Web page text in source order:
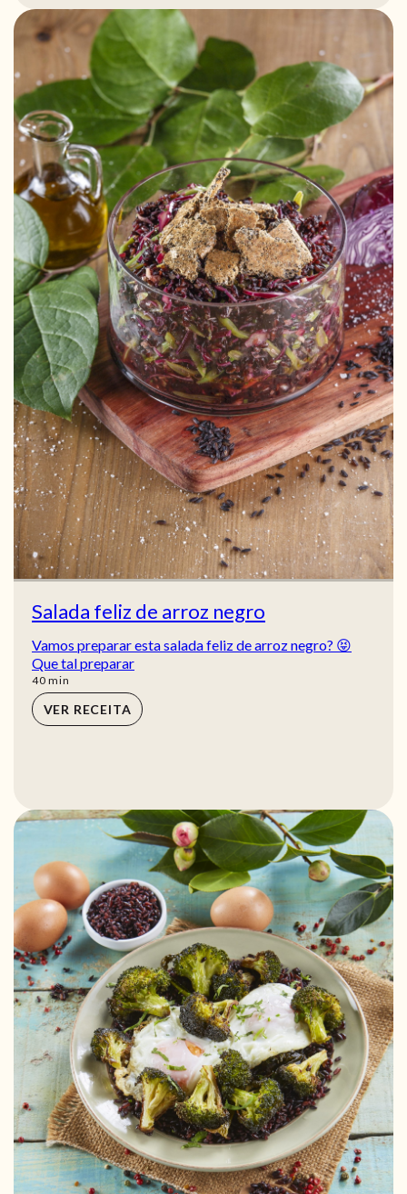
Salada feliz de arroz negro
Vamos preparar esta salada feliz de arroz negro? 😝
Que tal preparar
40min
min
VER RECEITA